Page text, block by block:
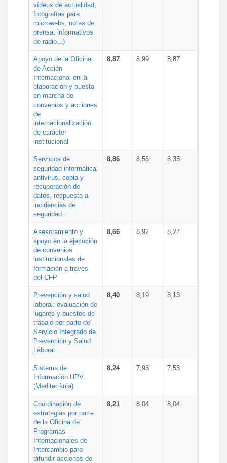
vídeos de actualidad,
fotografías para
microwebs, notas de
prensa, informativos
de radio...)
Apoyo de la Oficina
de Acción
Internacional en la
elaboración y puesta
en marcha de
convenios y acciones
de
internacionalización
de carácter
institucional
8,87 8,99 8,87
Servicios de
seguridad informática:
antivirus, copia y
recuperación de
datos, respuesta a
incidencias de
seguridad...
8,86 8,56 8,35
Asesoramiento y
apoyo en la ejecución
de convenios
institucionales de
formación a través
del CFP
8,66 8,92 8,27
Prevención y salud
laboral: evaluación de
lugares y puestos de
trabajo por parte del
Servicio Integrado de
Prevención y Salud
Laboral
8,40 8,19 8,13
Sistema de
Información UPV
(Mediterrània)
8,24 7,93 7,53
Coordinación de
estrategias por parte
de la Oficina de
Programas
Internacionales de
Intercambio para
difundir acciones de
8,21 8,04 8,04